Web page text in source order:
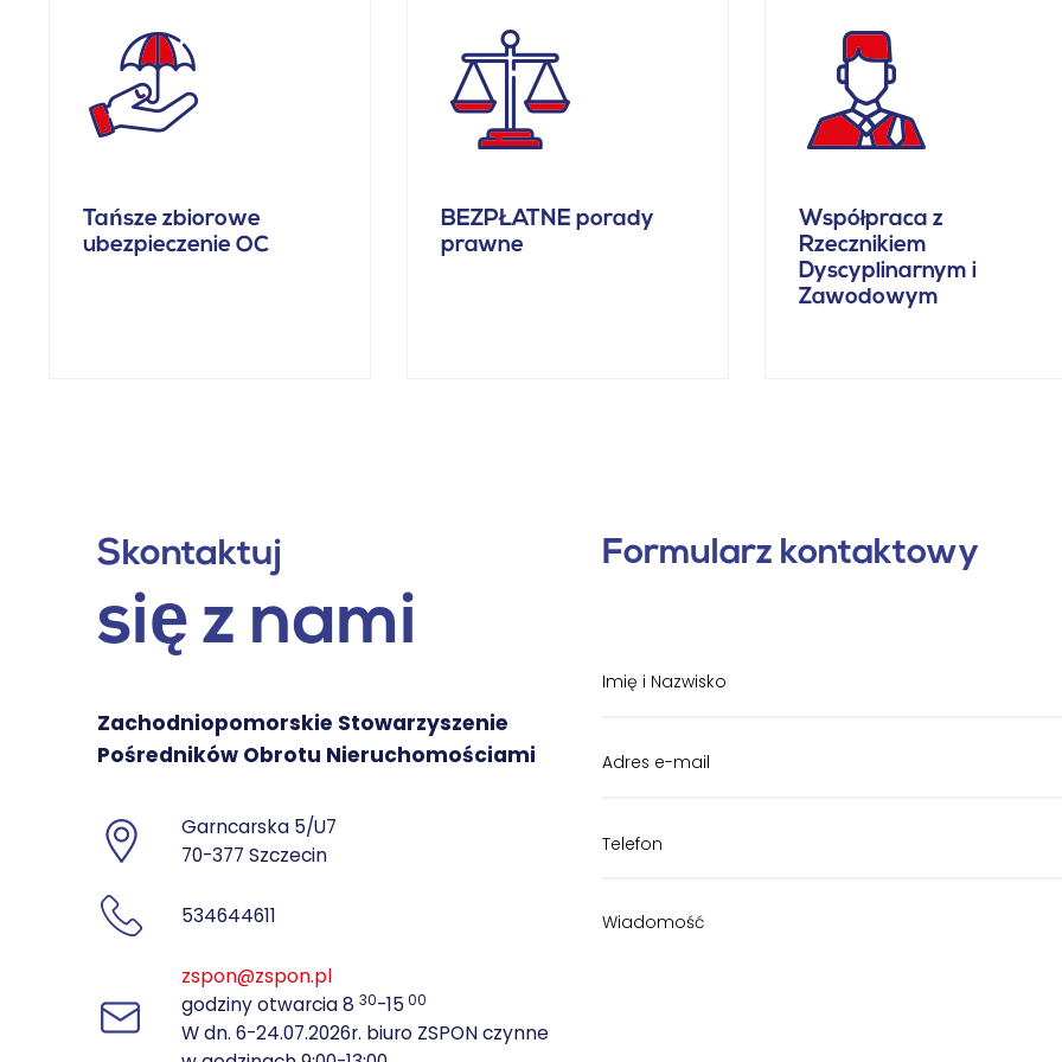
Tańsze zbiorowe
ubezpieczenie OC
BEZPŁATNE porady
prawne
Współpraca z
Rzecznikiem
Dyscyplinarnym i
Zawodowym
Skontaktuj
się z nami
Zachodniopomorskie Stowarzyszenie
Pośredników Obrotu Nieruchomościami
Garncarska 5/U7
70-377 Szczecin
534644611
zspon@zspon.pl
godziny otwarcia 830-15 00
W dn. 6-24.07.2026r. biuro ZSPON czynne
Formularz kontaktowy